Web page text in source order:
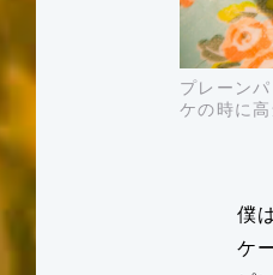
プレーン
ケの時に
僕
ケ